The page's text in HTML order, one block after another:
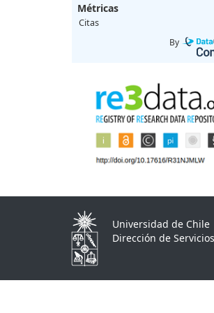
Métricas
Citas
By
Universidad de Chile
Dirección de